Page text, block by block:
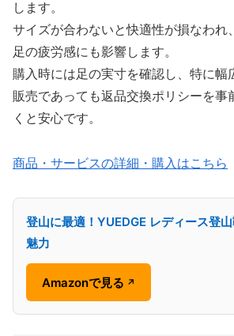
します。
サイズが合わないと快適性が損なわれ
足の疲労感にも影響します。
購入時には足の実寸を確認し、特に幅
販売であっても返品交換ポリシーを事
くと安心です。
商品・サービスの詳細・購入はこちら
登山に最適！YUEDGE レディース登
魅力
Amazonで見る ↗